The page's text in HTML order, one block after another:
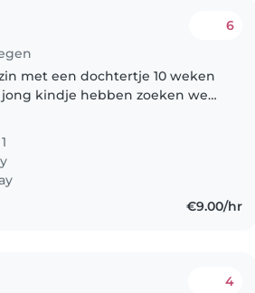
6
met een dochtertje 10 weken
kindje hebben zoeken we
€9.00/hr
4